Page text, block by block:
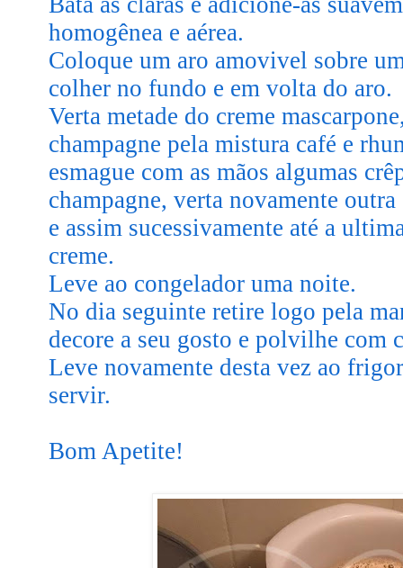
homogênea e aérea.
Coloque um aro amovivel sobre
colher no fundo e em volta do aro.
Verta metade do creme
champagne pela mistura café e
esmague com as mãos algumas
champagne, verta novamente
e assim sucessivamente até a
creme.
Leve ao congelador uma noite.
No dia seguinte retire logo pela
decore a seu gosto e polvilhe com
Leve novamente desta vez ao
servir.
Bom Apetite!